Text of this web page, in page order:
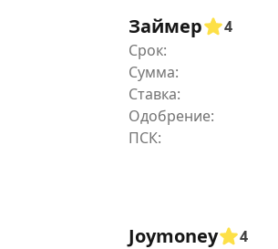
Займер
4
Срок:
Сумма:
Ставка:
Одобрение:
Joymoney
4